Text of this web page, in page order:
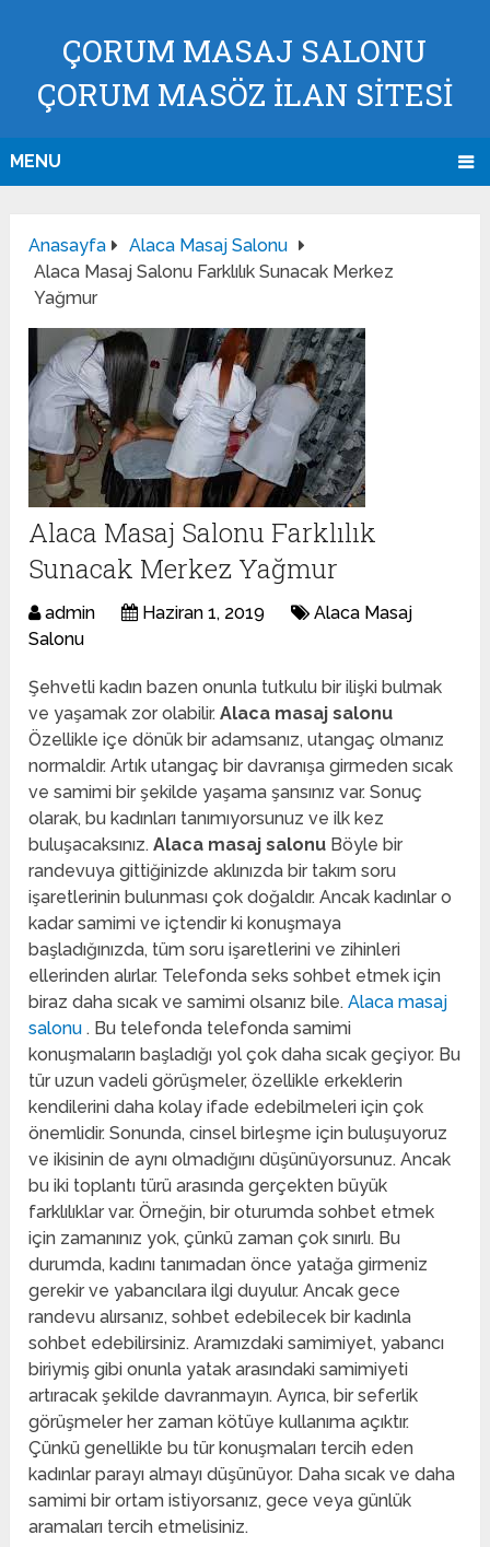
ÇORUM MASAJ SALONU
ÇORUM MASÖZ İLAN SİTESİ
MENU
Anasayfa
Alaca Masaj Salonu
Alaca Masaj Salonu Farklılık Sunacak Merkez
Yağmur
Alaca Masaj Salonu Farklılık
Sunacak Merkez Yağmur
admin Haziran 1, 2019
Alaca Masaj
Salonu
Şehvetli kadın bazen onunla tutkulu bir ilişki bulmak
ve yaşamak zor olabilir.Alaca masaj salonu
Özellikle içe dönük bir adamsanız, utangaç olmanız
normaldir. Artık utangaç bir davranışa girmeden sıcak
ve samimi bir şekilde yaşama şansınız var. Sonuç
olarak, bu kadınları tanımıyorsunuz ve ilk kez
buluşacaksınız.Alaca masaj salonu Böyle bir
randevuya gittiğinizde aklınızda bir takım soru
işaretlerinin bulunması çok doğaldır. Ancak kadınlar o
kadar samimi ve içtendir ki konuşmaya
başladığınızda, tüm soru işaretlerini ve zihinleri
ellerinden alırlar. Telefonda seks sohbet etmek için
biraz daha sıcak ve samimi olsanız bile.Alaca masaj
salonu. Bu telefonda telefonda samimi
konuşmaların başladığı yol çok daha sıcak geçiyor. Bu
tür uzun vadeli görüşmeler, özellikle erkeklerin
kendilerini daha kolay ifade edebilmeleri için çok
önemlidir. Sonunda, cinsel birleşme için buluşuyoruz
ve ikisinin de aynı olmadığını düşünüyorsunuz. Ancak
bu iki toplantı türü arasında gerçekten büyük
farklılıklar var. Örneğin, bir oturumda sohbet etmek
için zamanınız yok, çünkü zaman çok sınırlı. Bu
durumda, kadını tanımadan önce yatağa girmeniz
gerekir ve yabancılara ilgi duyulur. Ancak gece
randevu alırsanız, sohbet edebilecek bir kadınla
sohbet edebilirsiniz. Aramızdaki samimiyet, yabancı
biriymiş gibi onunla yatak arasındaki samimiyeti
artıracak şekilde davranmayın. Ayrıca, bir seferlik
görüşmeler her zaman kötüye kullanıma açıktır.
Çünkü genellikle bu tür konuşmaları tercih eden
kadınlar parayı almayı düşünüyor. Daha sıcak ve daha
samimi bir ortam istiyorsanız, gece veya günlük
aramaları tercih etmelisiniz.